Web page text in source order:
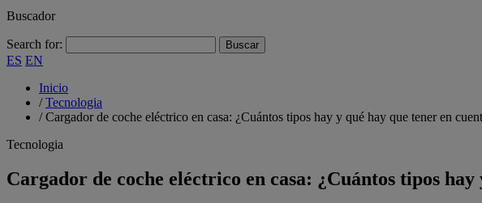
Buscador
Search for:
ES EN
Inicio
/Tecnologia
/Cargador de coche eléctrico en casa: ¿Cuántos tipos hay y qué hay que tener en
Tecnologia
Cargador de coche eléctrico en casa: ¿Cuántos tipos